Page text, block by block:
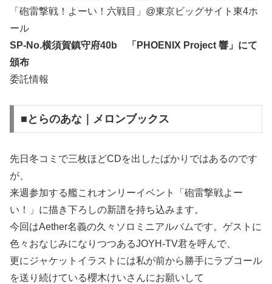
「砲雷撃戦！よーい！六戦目」@東京ビッグサイト東4ホ
ール
SP-No.横須賀鎮守府40b 「PHOENIX Project 響」にて
頒布
委託情報
■とらのあな｜メロンブックス
先日冬コミで三枚ほどCDを出したばかりではあるのです
が、
来週参加する艦これオンリーイベント「砲雷撃戦よー
い！」に描き下ろしの新譜を持ち込みます。
今回はAether名義の久々ソロミニアルバムです。ゲストに
色々おなじみになりつつあるJOYH-TV君を呼んで、
更にジャケットイラストには私が前から勝手にラブコール
を送り続けている櫻木けいさんにお願いして